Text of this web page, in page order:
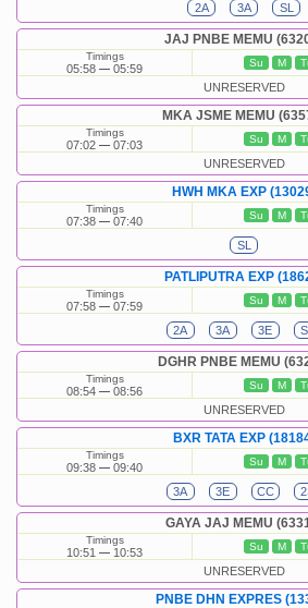
2A 3A SL
JAJ PNBE MEMU
Timings
05:58 05:59 Su M
UNRESERVED
MKA JSME MEMU
Timings
07:02 07:03 Su M
UNRESERVED
HWH MKA EXP
Timings
07:38 07:40 Su M
SL
PATLIPUTRA EXP
Timings
07:58 07:59 Su M
2A 3A 3E
DGHR PNBE MEMU
Timings
08:54 08:56 Su M
UNRESERVED
BXR TATA EXP
Timings
09:38 09:40 Su M
3A 3E CC
GAYA JAJ MEMU
Timings
10:51 10:53 Su M
UNRESERVED
PNBE DHN EXPRES